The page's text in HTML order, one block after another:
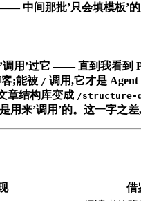
中间那批’只会填模板’
调用’过它 —— 直到我看到
;能被 / 调用,它才是
章结构库变成 /structure-
用来’调用’的。这一字之
借